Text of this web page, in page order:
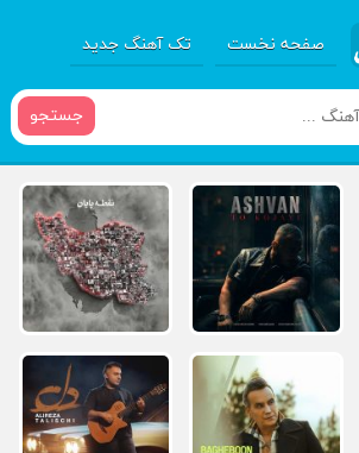
صفحه نخست تک آهنگ جدید
جستجو